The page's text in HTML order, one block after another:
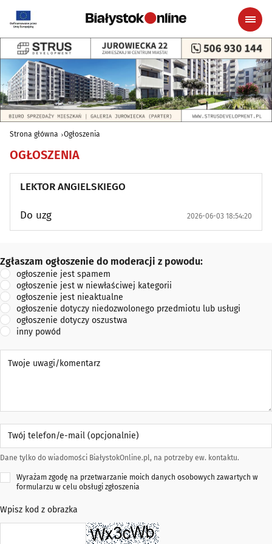
Strona główna Ogłoszenia
OGŁOSZENIA
LEKTOR ANGIELSKIEGO
Do uzg 2026-06-03 18:54:20
Zgłaszam ogłoszenie do moderacji z powodu:
Zgłaszam ogłoszenie do moderacji z powodu:
ogłoszenie jest spamem
ogłoszenie jest w niewłaściwej kategorii
ogłoszenie jest nieaktualne
ogłoszenie dotyczy niedozwolonego przedmiotu lub usługi
ogłoszenie dotyczy oszustwa
inny powód
Twój telefon/e-mail (opcjonalnie)
Dane tylko do wiadomości BiałystokOnline.pl, na potrzeby ew. kontaktu.
Wyrażam zgodę na przetwarzanie moich danych osobowych zawartych w
formularzu w celu obsługi zgłoszenia
Wpisz kod z obrazka